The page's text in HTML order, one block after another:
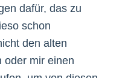
dafür, das zu
schon
den alten
oder mir einen